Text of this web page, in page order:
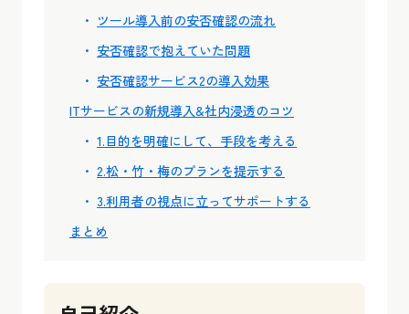
ツール導入前の安否確認の流れ
安否確認で抱えていた問題
安否確認サービス2の導入効果
ITサービスの新規導入&社内浸透のコツ
1.目的を明確にして、手段を考える
2.松・竹・梅のプランを提示する
3.利用者の視点に立ってサポートする
まとめ